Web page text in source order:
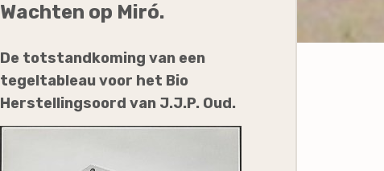
Wachten op Miró.
De totstandkoming van een
tegeltableau voor het Bio
Herstellingsoord van J.J.P. Oud.